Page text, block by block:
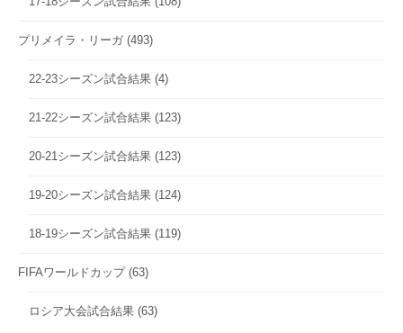
プリメイラ・リーガ (493)
22-23シーズン試合結果 (4)
21-22シーズン試合結果 (123)
20-21シーズン試合結果 (123)
19-20シーズン試合結果 (124)
18-19シーズン試合結果 (119)
FIFAワールドカップ(63)
ロシア大会試合結果 (63)